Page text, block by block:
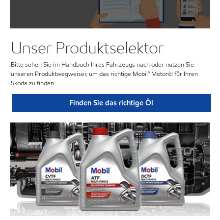
Unser Produktselektor
Bitte sehen Sie im Handbuch Ihres Fahrzeugs nach oder nutzen Sie
unseren Produktwegweiser, um das richtige Mobil™ Motoröl für Ihren
Skoda zu finden.
Finden Sie das richtige Öl